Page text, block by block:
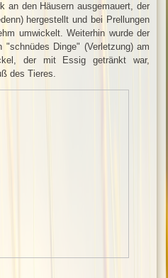
an den Häusern ausgemauert, der
hergestellt und bei Prellungen
umwickelt. Weiterhin wurde der
Dinge" (Verletzung) am
der mit Essig getränkt war,
des Tieres.